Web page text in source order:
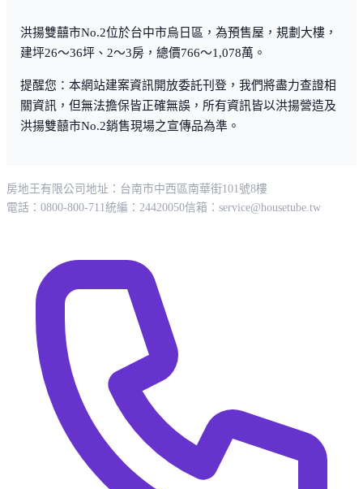
洪揚雙囍市No.2位於台中市烏日區，為預售屋，規劃大樓，
建坪26～36坪、2～3房，總價766～1,078萬。
提醒您：本網站建案資訊開放委託刊登，我們將盡力查證相
關資訊，但無法擔保皆正確無誤，所有資訊皆以洪揚營造及
洪揚雙囍市No.2銷售現場之宣傳品為準。
房地王有限公司 地址：台南市中西區南華街101號8樓
電話：0800-800-711統編：24420050信箱： service@housetube.tw